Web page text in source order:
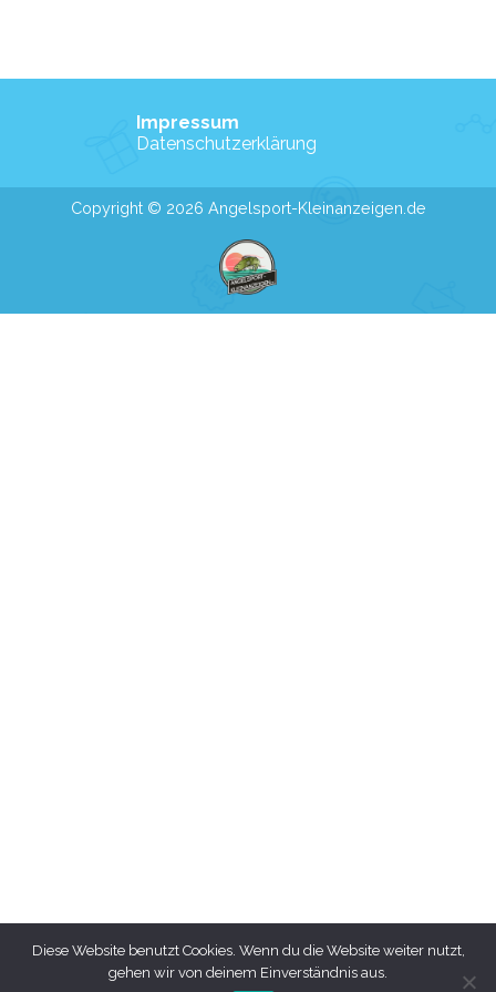
Impressum
Datenschutzerklärung
Copyright © 2026 Angelsport-Kleinanzeigen.de
Diese Website benutzt Cookies. Wenn du die Website weiter nutzt,
gehen wir von deinem Einverständnis aus.